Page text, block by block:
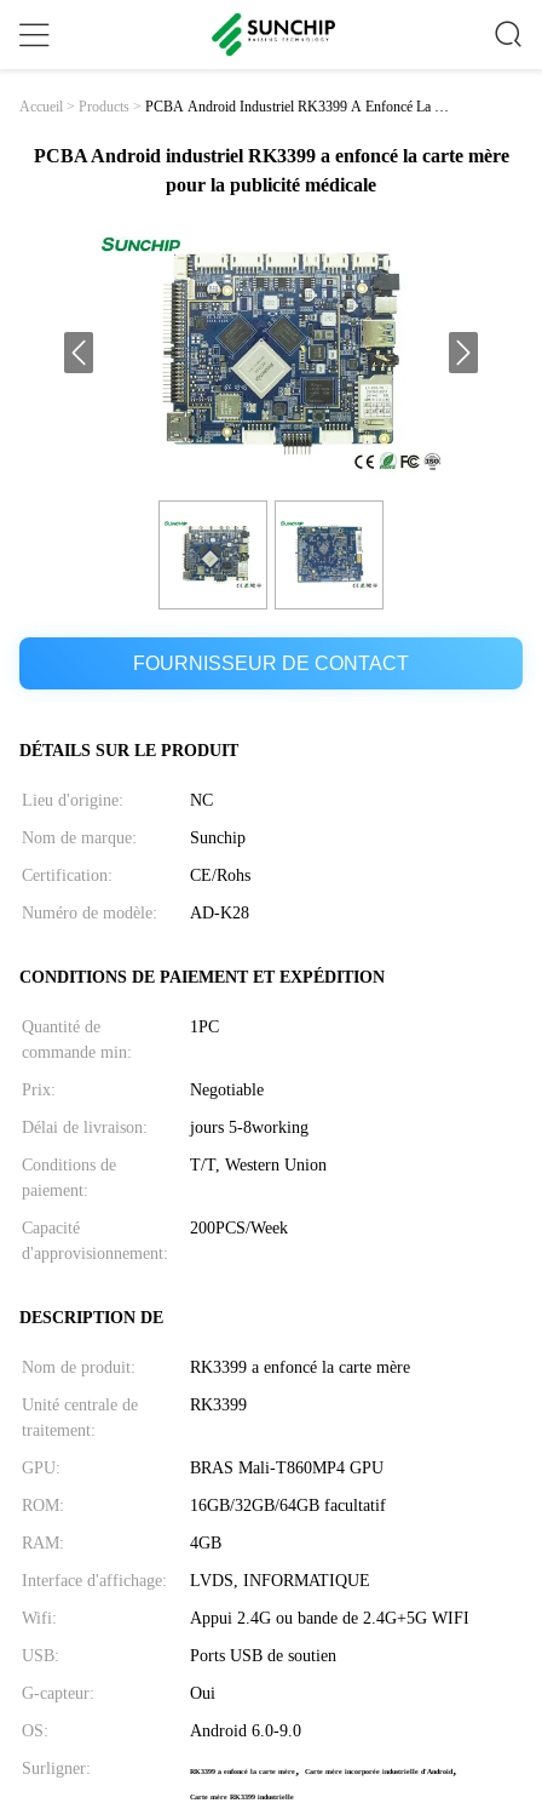
Accueil > Products > PCBA Android Industriel RK3399 A Enfoncé La Car
PCBA Android industriel RK3399 a enfoncé la carte mère
pour la publicité médicale
FOURNISSEUR DE CONTACT
DÉTAILS SUR LE PRODUIT
Lieu d'origine: NC
Nom de marque: Sunchip
Certification: CE/Rohs
Numéro de modèle: AD-K28
CONDITIONS DE PAIEMENT ET EXPÉDITION
Quantité de
commande min:
1PC
Prix: Negotiable
Délai de livraison: jours 5-8working
Conditions de
paiement:
T/T, Western Union
Capacité
d'approvisionnement:
200PCS/Week
DESCRIPTION DE
Nom de produit: RK3399 a enfoncé la carte mère
Unité centrale de
traitement:
RK3399
GPU: BRAS Mali-T860MP4 GPU
ROM: 16GB/32GB/64GB facultatif
RAM: 4GB
Interface d'affichage: LVDS, INFORMATIQUE
Wifi: Appui 2.4G ou bande de 2.4G+5G WIFI
USB: Ports USB de soutien
G-capteur: Oui
OS: Android 6.0-9.0
Surligner: RK3399 a enfoncé la carte mère, Carte mère incorporée industrielle d'Android,
Carte mère RK3399 industrielle